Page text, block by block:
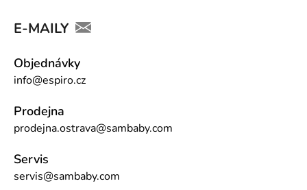
E-MAILY
Objednávky
info@espiro.cz
Prodejna
prodejna.ostrava@sambaby.com
Servis
servis@sambaby.com